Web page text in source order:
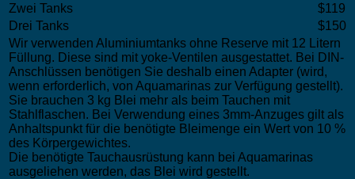
Zwei Tanks
$119
Drei Tanks
$150
Wir verwenden Aluminiumtanks ohne Reserve mit 12 Litern
Füllung. Diese sind mit yoke-Ventilen ausgestattet. Bei DIN-
Anschlüssen benötigen Sie deshalb einen Adapter (wird,
wenn erforderlich, von Aquamarinas zur Verfügung gestellt).
Sie brauchen 3 kg Blei mehr als beim Tauchen mit
Stahlflaschen. Bei Verwendung eines 3mm-Anzuges gilt als
Anhaltspunkt für die benötigte Bleimenge ein Wert von 10 %
des Körpergewichtes.
Die benötigte Tauchausrüstung kann bei Aquamarinas
ausgeliehen werden, das Blei wird gestellt.